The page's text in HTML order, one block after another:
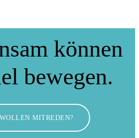
können
bewegen.
MITREDEN?